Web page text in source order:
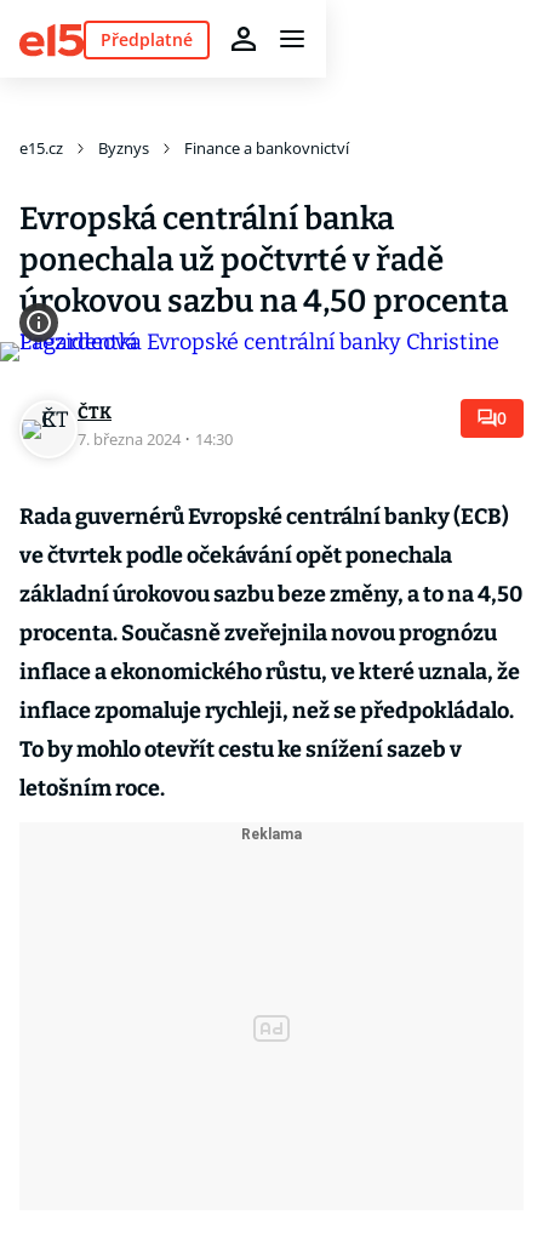
Předplatné
e15.cz Byznys Finance a bankovnictví
Evropská centrální banka
ponechala už počtvrté v řadě
úrokovou sazbu na 4,50 procenta
ČTK
7. března 2024 · 14:30
0
Rada guvernérů Evropské centrální banky (ECB)
ve čtvrtek podle očekávání opět ponechala
základní úrokovou sazbu beze změny, a to na 4,50
procenta. Současně zveřejnila novou prognózu
inflace a ekonomického růstu, ve které uznala, že
inflace zpomaluje rychleji, než se předpokládalo.
To by mohlo otevřít cestu ke snížení sazeb v
letošním roce.